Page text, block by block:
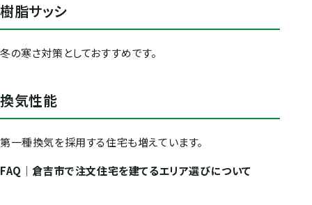
樹脂サッシ
冬の寒さ対策としておすすめです。
換気性能
第一種換気を採用する住宅も増えています。
FAQ｜倉吉市で注文住宅を建てるエリア選びについて